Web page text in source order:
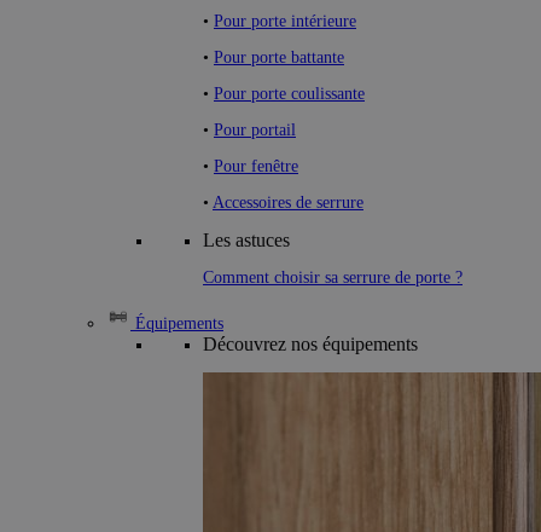
• Pour porte intérieure
• Pour porte battante
• Pour porte coulissante
• Pour portail
• Pour fenêtre
• Accessoires de serrure
Les astuces
Comment choisir sa serrure de porte ?
Équipements
Découvrez nos équipements